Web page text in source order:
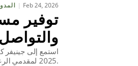
Feb 24, 2026
توفير
والتواصل
استمع إلى
2025 لمقدمي الرعاية ومعتكف العافية مساحة للراحة وإعادة شحن طاقتها والتواصل مع الآخرين الذين يفهمون تجربتها.